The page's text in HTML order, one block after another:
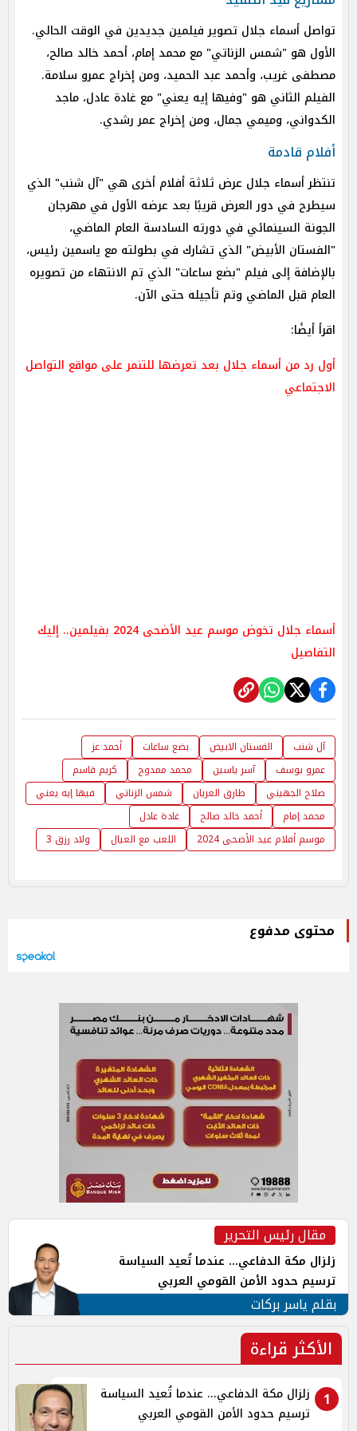
تواصل أسماء جلال تصوير فيلمين جديدين في الوقت الحالي.
الأول هو "شمس الزناتي" مع محمد إمام، أحمد خالد صالح،
مصطفى غريب، وأحمد عبد الحميد، ومن إخراج عمرو سلامة.
الفيلم الثاني هو "وفيها إيه يعني" مع غادة عادل، ماجد
الكدواني، وميمي جمال، ومن إخراج عمر رشدي.
أفلام قادمة
تنتظر أسماء جلال عرض ثلاثة أفلام أخرى هي "آل شنب" الذي
سيطرح في دور العرض قريبًا بعد عرضه الأول في مهرجان
الجونة السينمائي في دورته السادسة العام الماضي،
"الفستان الأبيض" الذي تشارك في بطولته مع ياسمين رئيس،
بالإضافة إلى فيلم "بضع ساعات" الذي تم الانتهاء من تصويره
العام قبل الماضي وتم تأجيله حتى الآن.
اقرأ أيضًا:
أول رد من أسماء جلال بعد تعرضها للتنمر على مواقع التواصل
الاجتماعي
أسماء جلال تخوض موسم عيد الأضحى 2024 بفيلمين.. إليك
التفاصيل
آل شنب الفستان الابيض بضع ساعات
أحمد عز
عمرو يوسف
آسر ياسين محمد ممدوح
كريم قاسم
صلاح الجهيني
طارق العريان شمس الزناتي
فيها إيه يعني
محمد إمام
أحمد خالد صالح
غادة عادل
موسم أفلام عيد الأضحى 2024
اللعب مع العيال ولاد رزق 3
محتوى مدفوع
مقال رئيس التحرير
زلزال مكة الدفاعي... عندما تُعيد السياسة
ترسيم حدود الأمن القومي العربي
بقلم ياسر بركات
الأكثر قراءة
1
زلزال مكة الدفاعي... عندما تُعيد السياسة
ترسيم حدود الأمن القومي العربي